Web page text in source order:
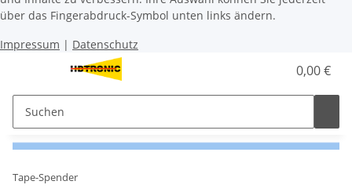
über das Fingerabdruck-Symbol unten links ändern.
Impressum | Datenschutz
0,00 €
Tape-Spender